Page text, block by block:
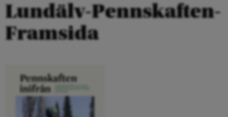
Lundälv-Pennskaften-
Framsida